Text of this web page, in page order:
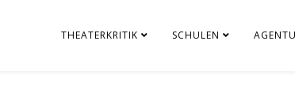
THEATERKRITIK SCHULEN